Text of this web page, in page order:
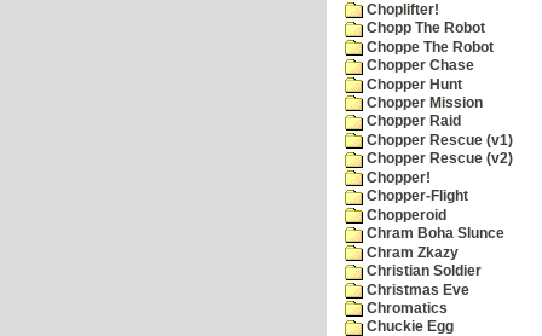
Choplifter!
Chopp The Robot
Choppe The Robot
Chopper Chase
Chopper Hunt
Chopper Mission
Chopper Raid
Chopper Rescue (v1)
Chopper Rescue (v2)
Chopper!
Chopper-Flight
Chopperoid
Chram Boha Slunce
Chram Zkazy
Christian Soldier
Christmas Eve
Chromatics
Chuckie Egg